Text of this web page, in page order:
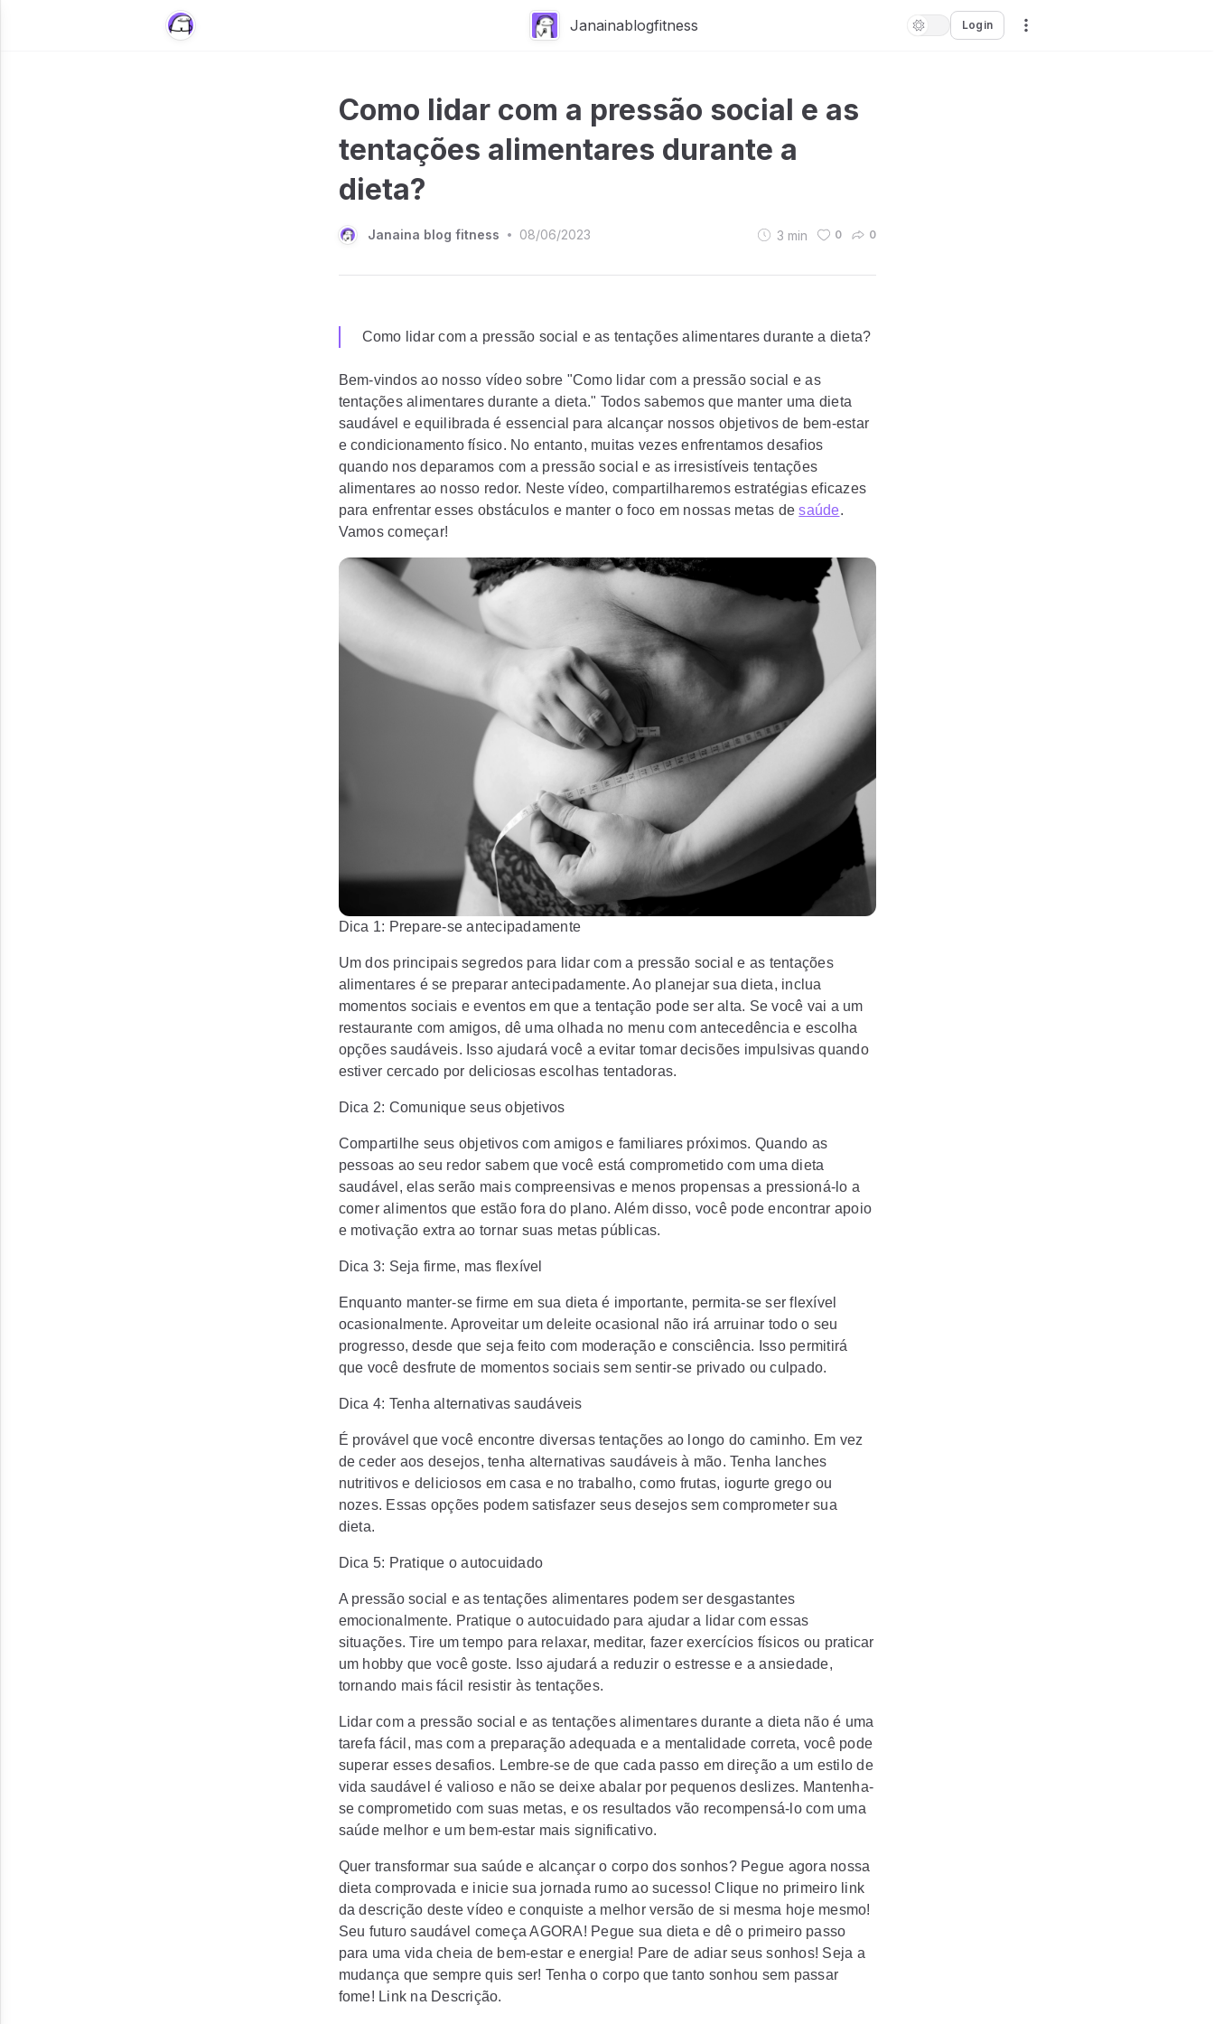
Janainablogfitness Login
Como lidar com a pressão social e as
tentações alimentares durante a
dieta?
Janaina blog fitness • 08/06/2023 3 min 0 0
Como lidar com a pressão social e as tentações alimentares durante a dieta?
Bem-vindos ao nosso vídeo sobre "Como lidar com a pressão social e as
tentações alimentares durante a dieta." Todos sabemos que manter uma dieta
saudável e equilibrada é essencial para alcançar nossos objetivos de bem-estar
e condicionamento físico. No entanto, muitas vezes enfrentamos desafios
quando nos deparamos com a pressão social e as irresistíveis tentações
alimentares ao nosso redor. Neste vídeo, compartilharemos estratégias eficazes
para enfrentar esses obstáculos e manter o foco em nossas metas desaúde.
Vamos começar!
Dica 1: Prepare-se antecipadamente
Um dos principais segredos para lidar com a pressão social e as tentações
alimentares é se preparar antecipadamente. Ao planejar sua dieta, inclua
momentos sociais e eventos em que a tentação pode ser alta. Se você vai a um
restaurante com amigos, dê uma olhada no menu com antecedência e escolha
opções saudáveis. Isso ajudará você a evitar tomar decisões impulsivas quando
estiver cercado por deliciosas escolhas tentadoras.
Dica 2: Comunique seus objetivos
Compartilhe seus objetivos com amigos e familiares próximos. Quando as
pessoas ao seu redor sabem que você está comprometido com uma dieta
saudável, elas serão mais compreensivas e menos propensas a pressioná-lo a
comer alimentos que estão fora do plano. Além disso, você pode encontrar apoio
e motivação extra ao tornar suas metas públicas.
Dica 3: Seja firme, mas flexível
Enquanto manter-se firme em sua dieta é importante, permita-se ser flexível
ocasionalmente. Aproveitar um deleite ocasional não irá arruinar todo o seu
progresso, desde que seja feito com moderação e consciência. Isso permitirá
que você desfrute de momentos sociais sem sentir-se privado ou culpado.
Dica 4: Tenha alternativas saudáveis
É provável que você encontre diversas tentações ao longo do caminho. Em vez
de ceder aos desejos, tenha alternativas saudáveis à mão. Tenha lanches
nutritivos e deliciosos em casa e no trabalho, como frutas, iogurte grego ou
nozes. Essas opções podem satisfazer seus desejos sem comprometer sua
dieta.
Dica 5: Pratique o autocuidado
A pressão social e as tentações alimentares podem ser desgastantes
emocionalmente. Pratique o autocuidado para ajudar a lidar com essas
situações. Tire um tempo para relaxar, meditar, fazer exercícios físicos ou praticar
um hobby que você goste. Isso ajudará a reduzir o estresse e a ansiedade,
tornando mais fácil resistir às tentações.
Lidar com a pressão social e as tentações alimentares durante a dieta não é uma
tarefa fácil, mas com a preparação adequada e a mentalidade correta, você pode
superar esses desafios. Lembre-se de que cada passo em direção a um estilo de
vida saudável é valioso e não se deixe abalar por pequenos deslizes. Mantenha-
se comprometido com suas metas, e os resultados vão recompensá-lo com uma
saúde melhor e um bem-estar mais significativo.
Quer transformar sua saúde e alcançar o corpo dos sonhos? Pegue agora nossa
dieta comprovada e inicie sua jornada rumo ao sucesso! Clique no primeiro link
da descrição deste vídeo e conquiste a melhor versão de si mesma hoje mesmo!
Seu futuro saudável começa AGORA! Pegue sua dieta e dê o primeiro passo
para uma vida cheia de bem-estar e energia! Pare de adiar seus sonhos! Seja a
mudança que sempre quis ser! Tenha o corpo que tanto sonhou sem passar
fome! Link na Descrição.